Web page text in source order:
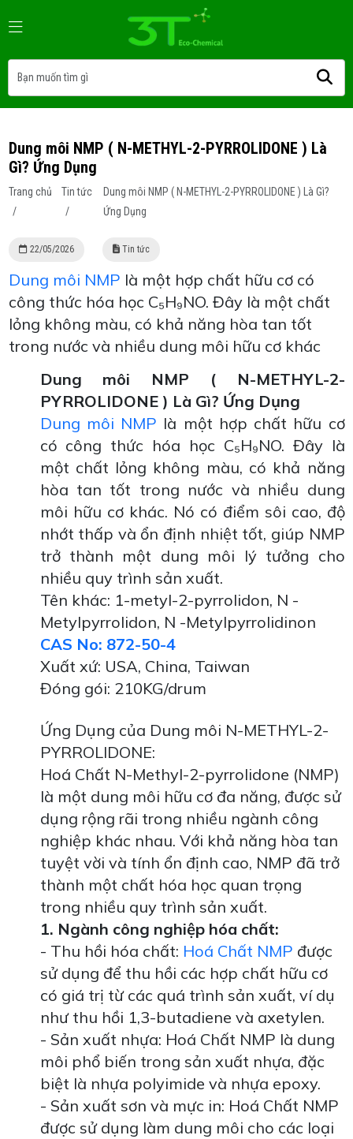
Dung môi NMP ( N-METHYL-2-PYRROLIDONE ) Là
Gì? Ứng Dụng
Trang chủ
/
Tin tức
/
Dung môi NMP ( N-METHYL-2-PYRROLIDONE ) Là Gì?
Ứng Dụng
22/05/2026 Tin tức
Dung môi NMP là một hợp chất hữu cơ có
công thức hóa học C₅H₉NO. Đây là một chất
lỏng không màu, có khả năng hòa tan tốt
trong nước và nhiều dung môi hữu cơ khác
Dung môi NMP ( N-METHYL-2-
PYRROLIDONE ) Là Gì? Ứng Dụng
Dung môi NMP là một hợp chất hữu cơ
có công thức hóa học C₅H₉NO. Đây là
một chất lỏng không màu, có khả năng
hòa tan tốt trong nước và nhiều dung
môi hữu cơ khác. Nó có điểm sôi cao, độ
nhớt thấp và ổn định nhiệt tốt, giúp NMP
trở thành một dung môi lý tưởng cho
nhiều quy trình sản xuất.
Tên khác: 1-metyl-2-pyrrolidon, N -
Metylpyrrolidon, N -Metylpyrrolidinon
CAS No: 872-50-4
Xuất xứ: USA, China, Taiwan
Đóng gói: 210KG/drum
Ứng Dụng của Dung môi N-METHYL-2-
PYRROLIDONE:
Hoá Chất N-Methyl-2-pyrrolidone (NMP)
là một dung môi hữu cơ đa năng, được sử
dụng rộng rãi trong nhiều ngành công
nghiệp khác nhau. Với khả năng hòa tan
tuyệt vời và tính ổn định cao, NMP đã trở
thành một chất hóa học quan trọng
trong nhiều quy trình sản xuất.
1. Ngành công nghiệp hóa chất:
- Thu hồi hóa chất: Hoá Chất NMP được
sử dụng để thu hồi các hợp chất hữu cơ
có giá trị từ các quá trình sản xuất, ví dụ
như thu hồi 1,3-butadiene và axetylen.
- Sản xuất nhựa: Hoá Chất NMP là dung
môi phổ biến trong sản xuất nhựa, đặc
biệt là nhựa polyimide và nhựa epoxy.
- Sản xuất sơn và mực in: Hoá Chất NMP
được sử dụng làm dung môi cho các loại